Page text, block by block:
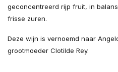
geconcentreerd rijp fruit, in
frisse zuren.
Deze wijn is vernoemd naar
grootmoeder Clotilde Rey.